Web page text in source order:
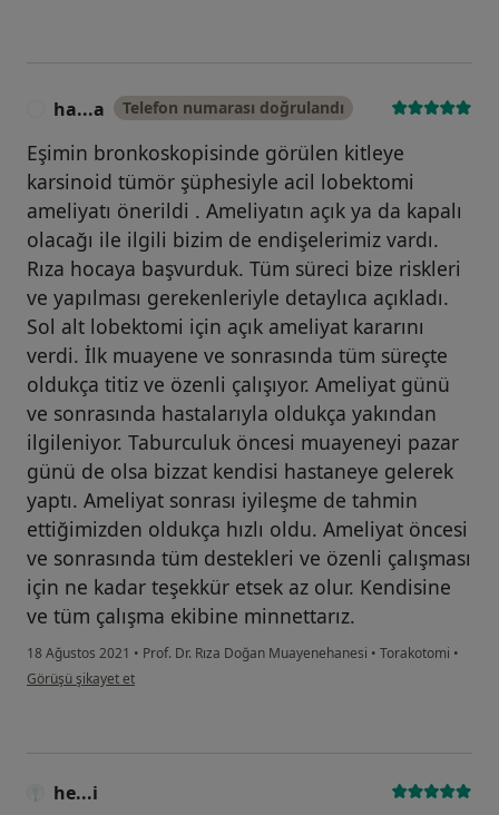
ha...a Telefon numarası doğrulandı
Eşimin bronkoskopisinde görülen kitleye
karsinoid tümör şüphesiyle acil lobektomi
ameliyatı önerildi . Ameliyatın açık ya da kapalı
olacağı ile ilgili bizim de endişelerimiz vardı.
Rıza hocaya başvurduk. Tüm süreci bize riskleri
ve yapılması gerekenleriyle detaylıca açıkladı.
Sol alt lobektomi için açık ameliyat kararını
verdi. İlk muayene ve sonrasında tüm süreçte
oldukça titiz ve özenli çalışıyor. Ameliyat günü
ve sonrasında hastalarıyla oldukça yakından
ilgileniyor. Taburculuk öncesi muayeneyi pazar
günü de olsa bizzat kendisi hastaneye gelerek
yaptı. Ameliyat sonrası iyileşme de tahmin
ettiğimizden oldukça hızlı oldu. Ameliyat öncesi
ve sonrasında tüm destekleri ve özenli çalışması
için ne kadar teşekkür etsek az olur. Kendisine
ve tüm çalışma ekibine minnettarız.
18 Ağustos 2021 • Prof. Dr. Rıza Doğan Muayenehanesi • Torakotomi •
kullanıcının görüşüne göre ha...a
Görüşü şikayet et
he...i